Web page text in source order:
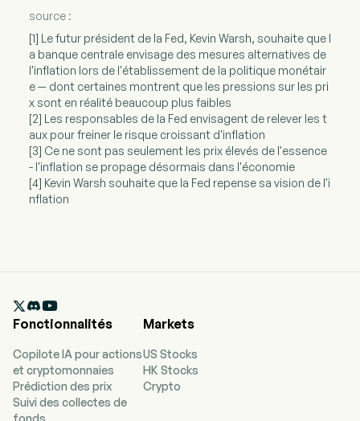
source :
[1] Le futur président de la Fed, Kevin Warsh, souhaite que l
a banque centrale envisage des mesures alternatives de
l'inflation lors de l'établissement de la politique monétair
e — dont certaines montrent que les pressions sur les pri
x sont en réalité beaucoup plus faibles
[2] Les responsables de la Fed envisagent de relever les t
aux pour freiner le risque croissant d'inflation
[3] Ce ne sont pas seulement les prix élevés de l'essence
- l'inflation se propage désormais dans l'économie
[4] Kevin Warsh souhaite que la Fed repense sa vision de l'i
nflation

Fonctionnalités
Copilote IA pour actions
et cryptomonnaies
Prédiction des prix
Suivi des collectes de
fonds
Markets
US Stocks
HK Stocks
Crypto